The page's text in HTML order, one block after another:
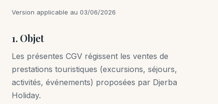
Version applicable au 03/06/2026
1. Objet
Les présentes CGV régissent les ventes de
prestations touristiques (excursions, séjours,
activités, événements) proposées par Djerba
Holiday.